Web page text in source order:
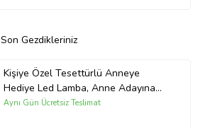
Son Gezdikleriniz
Kişiye Özel Tesettürlü Anneye
Hediye Led Lamba, Anne Adayına
Özel Tasarımlı İlk Anneler Günü
Aynı Gün Ücretsiz Teslimat